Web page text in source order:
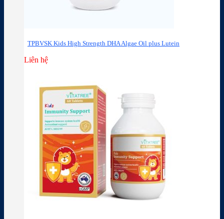
TPBVSK Kids High Strength DHA Algae Oil plus Lutein
Liên hệ